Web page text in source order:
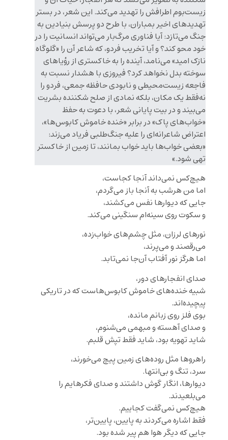
زیست‌بوم اطرافش را تهدید می‌کند. این شعر، در بستر
تهدیدهای اخیر بمباران، با طرح دو پرسش بنیادین به
جنگ می‌تازد: آیا فناوری مرگ‌بار می‌تواند انسانیت را در
خود محو کند؟ و آیا تخریب فردو، که شاعر آن را «گلوگاه
نازک امید» می‌نامد، آینده را به خاکستری از رؤیاهای
سوخته بدل نخواهد کرد؟ فیروزی با هشدار نسبت به
فاجعه زیست‌محیطی و نابودی حافظه جمعی، فردو را
نه‌فقط یک مکان، بلکه نمادی از صلح شکننده بشریت
می‌بیند و در بیت پایانی شعر، با دعوت به حفظ
«خواب‌های پاک» در برابر «خنده خاموش کابوس‌ها»،
اعتراض شاعرانه‌ای را علیه جنگ‌طلبی فریاد می‌زند:
«بعضی خواب‌ها باید خواب بمانند، تا زمین از خاکستر
تهی شود.»
هیچ‌کس نمی‌داند آنجا کجاست،
اما من هرشب به آنجا باز می‌گردم،
جایی که دیوارها نفس می‌کشند،
و سکوت روی سینه‌ام سنگینی می‌کند.
نورهای لرزان، مثل چشم‌های خواب‌زده،
می‌رقصند و می‌پرند،
اما هرگز نور آفتاب آن‌جا نمی‌تابد.
صدای انفجارهای دور،
شبیه خنده‌های خاموش کابوس‌هاست که در تاریکی
پیچیده‌اند.
بوی فلز روی زبانم مانده،
و صدای آهسته‌ و مبهمی می‌شنوم،
شاید تهویه بود، شاید فقط تپش قلبم.
راهروها مثل روده‌‌های زمین پیچ می‌خورند،
سرد، تنگ و بی‌انتها.
دیوارها، انگار گوش داشتند و صدای فکرهایم را
می‌بلعیدند.
هیچ‌کس نمی‌گفت کجاییم.
فقط اشاره می‌کردند به پایین، پایین‌تر،
جایی که دیگر هوا هم پیر شده بود.